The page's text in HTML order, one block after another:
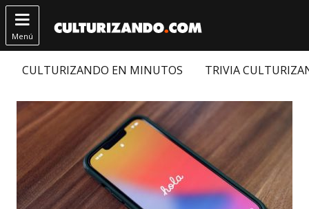

Menú
CULTURIZANDO EN MINUTOS TRIVIA